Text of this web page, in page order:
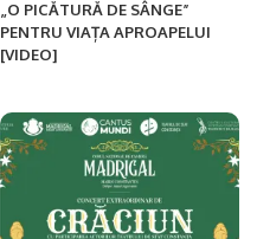
„O PICĂTURĂ DE SÂNGE”
PENTRU VIAȚA APROAPELUI
[VIDEO]